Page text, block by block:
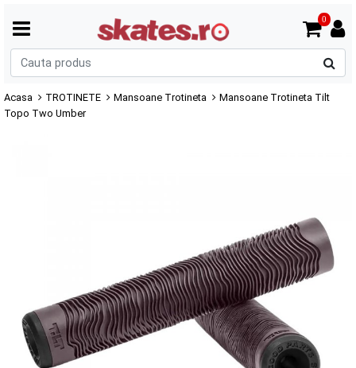
0
Acasa TROTINETE Mansoane Trotineta
Mansoane Trotineta Tilt
Topo Two Umber